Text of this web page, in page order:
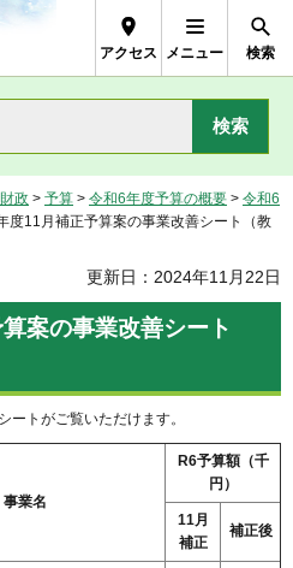
Prefecture
アクセス メニュー 検索
政 > 予算 > 令和6年度予算の概要 > 令和6
度11月補正予算案の事業改善シート（教
更新日：2024年11月22日
案の事業改善シート
ートがご覧いただけます。
事業名
R6予算額（千
円）
11月
補正
補正後